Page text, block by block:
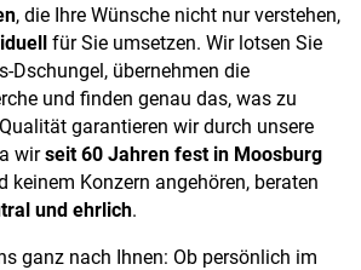
, die Ihre Wünsche nicht nur verstehen,
für Sie umsetzen. Wir lotsen Sie
Dschungel, übernehmen die
und finden genau das, was zu
garantieren wir durch unsere
wirseit 60 Jahren fest in Moosburg
keinem Konzern angehören, beraten
und ehrlich.
ganz nach Ihnen: Ob persönlich im